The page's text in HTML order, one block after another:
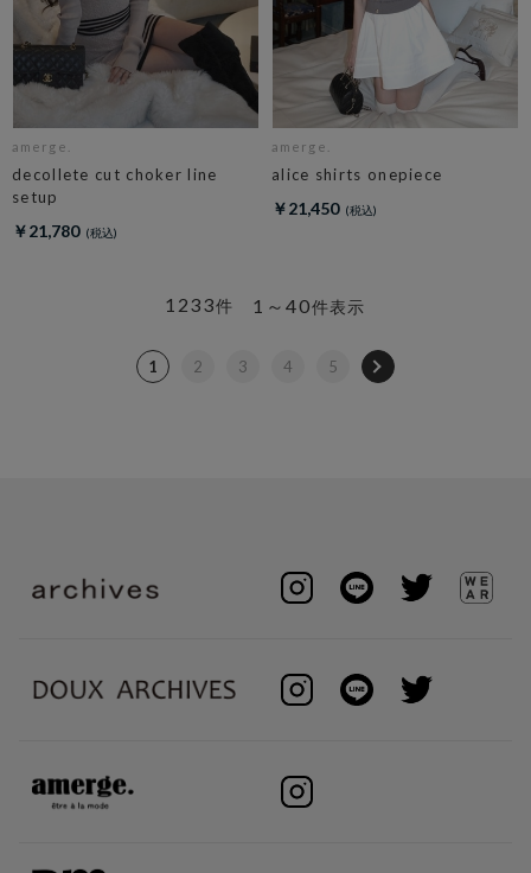
amerge.
decollete cut choker line
setup
￥21,780
amerge.
alice shirts onepiece
￥21,450
1～40件表示
1233件
1 2 3 4 5